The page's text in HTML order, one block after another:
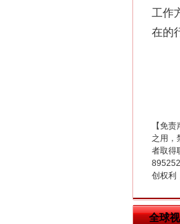
工作
在的
【免
之用，
者取得
创权利
全球